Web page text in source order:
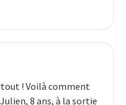
! Voilà comment
8 ans, à la sortie